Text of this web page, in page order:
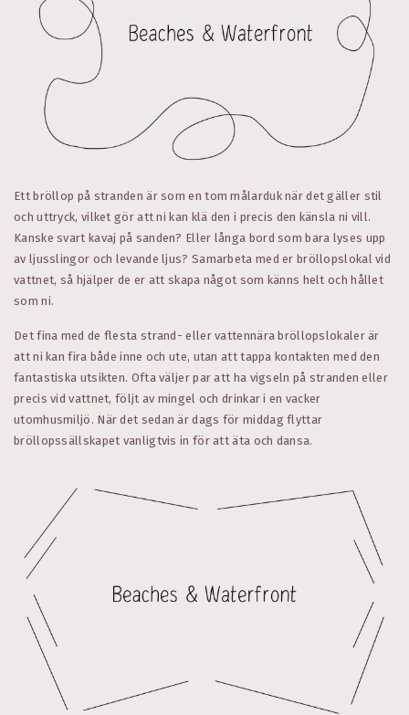
Ett bröllop på stranden är som en tom målarduk när det gäller stil
och uttryck, vilket gör att ni kan klä den i precis den känsla ni vill.
Kanske svart kavaj på sanden? Eller långa bord som bara lyses upp
av ljusslingor och levande ljus? Samarbeta med er bröllopslokal vid
vattnet, så hjälper de er att skapa något som känns helt och hållet
som ni.
Det fina med de flesta strand- eller vattennära bröllopslokaler är
att ni kan fira både inne och ute, utan att tappa kontakten med den
fantastiska utsikten. Ofta väljer par att ha vigseln på stranden eller
precis vid vattnet, följt av mingel och drinkar i en vacker
utomhusmiljö. När det sedan är dags för middag flyttar
bröllopssällskapet vanligtvis in för att äta och dansa.